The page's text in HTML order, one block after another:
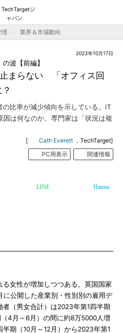
理 業界＆市場動向
2023年10月17日
まらない 「オフィス回
波【前編】
比率が減少傾向を示している。IT
は何なのか。専門家は「状況は複
[ Cath Everett ，TechTarget]
PC用表示
関連情報
LINE Hatena
女性が増加しつつある。英国国家
公開した産業別・性別別の雇用デ
（男女合計）は2023年第1四半期
（4月～6月）の間に約8万5000人増
期（10月～12月）から2023年第1